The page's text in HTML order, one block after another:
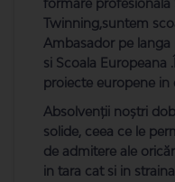
formare
Twinning,suntem
Ambasador pe
si Scoala Europeana
proiecte europene in
Absolvenţii noștri
solide, ceea ce le
de admitere ale
in tara cat si in